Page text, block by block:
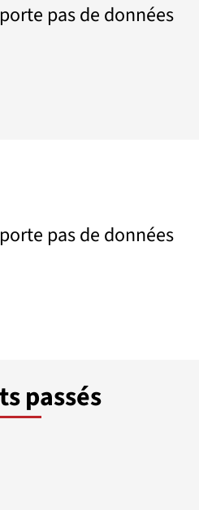
passés
pas de données
pas de données